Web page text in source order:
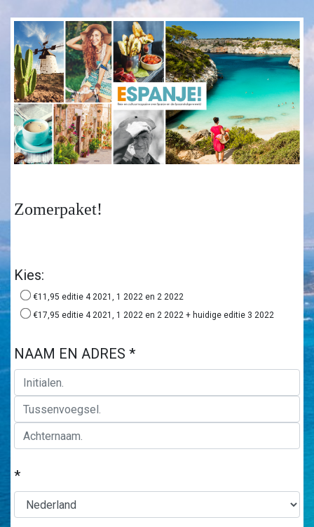
Zomerpaket!
Kies:
€11,95 editie 4 2021, 1 2022 en 2 2022
€17,95 editie 4 2021, 1 2022 en 2 2022 + huidige editie 3 2022
NAAM EN ADRES *
*